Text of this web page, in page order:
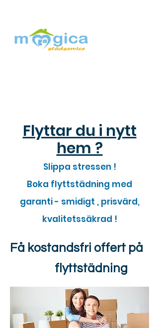
Flyttar du i nytt
hem ?
Slippa stressen !
Boka flyttstädning med
garanti - smidigt , prisvärd,
kvalitetssäkrad !
Få kostandsfri offert på
flyttstädning